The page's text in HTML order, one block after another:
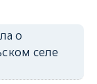
erid: 2SDnjdPjgYS
о
селе